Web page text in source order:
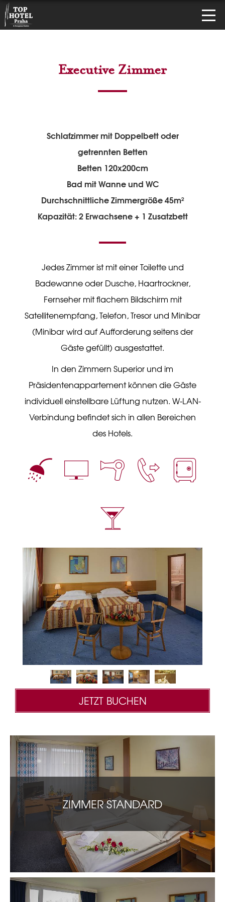
Executive Zimmer
Schlafzimmer mit Doppelbett oder
getrennten Betten
Betten 120x200cm
Bad mit Wanne und WC
Durchschnittliche Zimmergröße 45m²
Kapazität: 2 Erwachsene + 1 Zusatzbett
Jedes Zimmer ist mit einer Toilette und
Badewanne oder Dusche, Haartrockner,
Fernseher mit flachem Bildschirm mit
Satellitenempfang, Telefon, Tresor und Minibar
(Minibar wird auf Aufforderung seitens der
Gäste gefüllt) ausgestattet.
In den Zimmern Superior und im
Präsidentenappartement können die Gäste
individuell einstellbare Lüftung nutzen. W-LAN-
Verbindung befindet sich in allen Bereichen
des Hotels.
JETZT BUCHEN
ZIMMER STANDARD